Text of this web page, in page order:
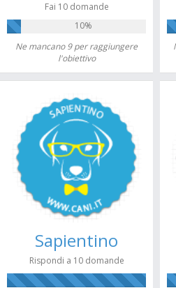
Fai 10 domande
10%
Ne mancano 9 per raggiungere
l'obiettivo
Sapientino
Rispondi a 10 domande